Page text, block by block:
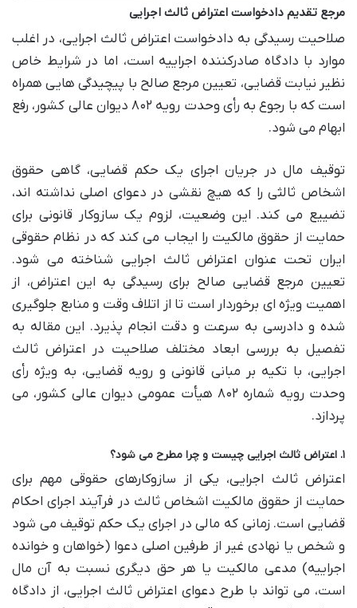
مرجع تقدیم دادخواست اعتراض ثالث اجرایی
صلاحیت رسیدگی به دادخواست اعتراض ثالث اجرایی، در اغلب
موارد با دادگاه صادرکننده اجراییه است، اما در شرایط خاص
نظیر نیابت قضایی، تعیین مرجع صالح با پیچیدگی هایی همراه
است که با رجوع به رأی وحدت رویه ۸۰۲ دیوان عالی کشور، رفع
ابهام می شود.
توقیف مال در جریان اجرای یک حکم قضایی، گاهی حقوق
اشخاص ثالثی را که هیچ نقشی در دعوای اصلی نداشته اند،
تضییع می کند. این وضعیت، لزوم یک سازوکار قانونی برای
حمایت از حقوق مالکیت را ایجاب می کند که در نظام حقوقی
ایران تحت عنوان اعتراض ثالث اجرایی شناخته می شود.
تعیین مرجع قضایی صالح برای رسیدگی به این اعتراض، از
اهمیت ویژه ای برخوردار است تا از اتلاف وقت و منابع جلوگیری
شده و دادرسی به سرعت و دقت انجام پذیرد. این مقاله به
تفصیل به بررسی ابعاد مختلف صلاحیت در اعتراض ثالث
اجرایی، با تکیه بر مبانی قانونی و رویه قضایی، به ویژه رأی
وحدت رویه شماره ۸۰۲ هیأت عمومی دیوان عالی کشور، می
پردازد.
۱. اعتراض ثالث اجرایی چیست و چرا مطرح می شود؟
اعتراض ثالث اجرایی، یکی از سازوکارهای حقوقی مهم برای
حمایت از حقوق مالکیت اشخاص ثالث در فرآیند اجرای احکام
قضایی است. زمانی که مالی در اجرای یک حکم توقیف می شود
و شخص یا نهادی غیر از طرفین اصلی دعوا (خواهان و خوانده
اجراییه) مدعی مالکیت یا هر حق دیگری نسبت به آن مال
است، می تواند با طرح دعوای اعتراض ثالث اجرایی، از دادگاه